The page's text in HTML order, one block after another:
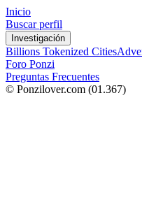
Inicio
Buscar perfil
Investigación
Billions Tokenized Cities
Foro Ponzi
Preguntas Frecuentes
© Ponzilover.com (01.367)